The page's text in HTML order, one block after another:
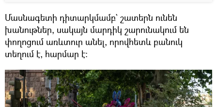
Մասնագետի դիտարկմամբ` շատերն ունեն
խանութներ, սակայն մարդիկ շարունակում են
փողոցում առևտուր անել, որովհետև բանուկ
տեղում է, հարմար է։